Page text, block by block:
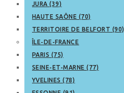
JURA (39)
HAUTE SAÔNE (70)
TERRITOIRE DE BELFORT (90)
ÎLE-DE-FRANCE
PARIS (75)
SEINE-ET-MARNE (77)
YVELINES (78)